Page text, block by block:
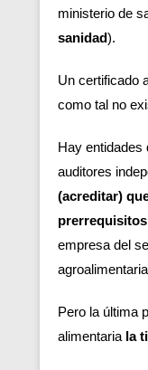
ministerio de
sanidad).
Un certificado
como tal no
Hay entidades
auditores
(acreditar)
empresa del
Pero la última
alimentaria la